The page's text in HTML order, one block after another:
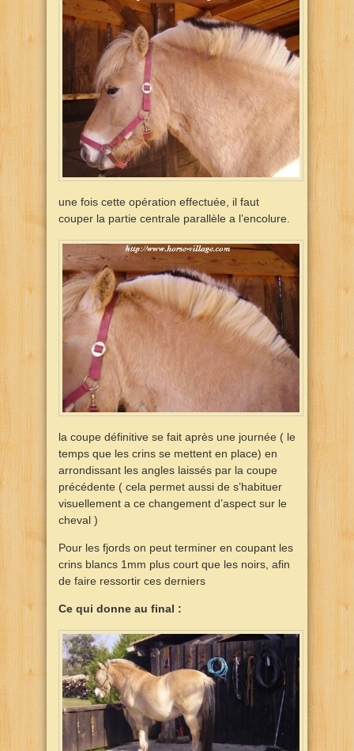
une fois cette opération effectuée, il faut
couper la partie centrale parallèle a l’encolure.
la coupe définitive se fait après une journée ( le
temps que les crins se mettent en place) en
arrondissant les angles laissés par la coupe
précédente ( cela permet aussi de s’habituer
visuellement a ce changement d’aspect sur le
cheval )
Pour les fjords on peut terminer en coupant les
crins blancs 1mm plus court que les noirs, afin
de faire ressortir ces derniers
Ce qui donne au final :